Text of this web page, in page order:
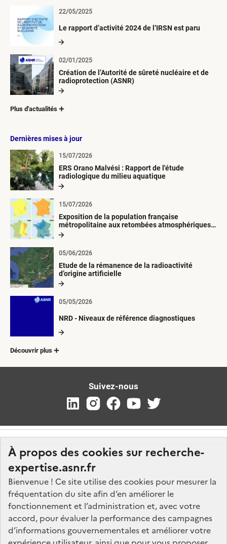
À propos des cookies sur recherche-
expertise.asnr.fr
Bienvenue ! Ce site utilise des cookies pour mesurer la
fréquentation du site afin d’en améliorer le
fonctionnement et l’administration et, avec votre
accord, pour évaluer la performance des campagnes
d’informations gouvernementales et améliorer votre
Le rapport d’activité 2024 de l’IRSN est paru
22/05/2025
Création de l’Autorité de sûreté nucléaire et de
radioprotection (ASNR)
02/01/2025
Plus d'actualités
Dernières mises à jour
ERS Orano Malvési : Rapport de l'étude
radiologique du milieu aquatique
15/07/2026
Exposition de la population française
métropolitaine aux retombées atmosphériques
radioactives depuis 1945
15/07/2026
Etude de la rémanence de la radioactivité
d’origine artificielle
05/06/2026
NRD - Niveaux de référence diagnostiques
05/05/2026
Découvrir plus
Suivez-nous
Nos marchés
Nos offres d'emploi
FAQ